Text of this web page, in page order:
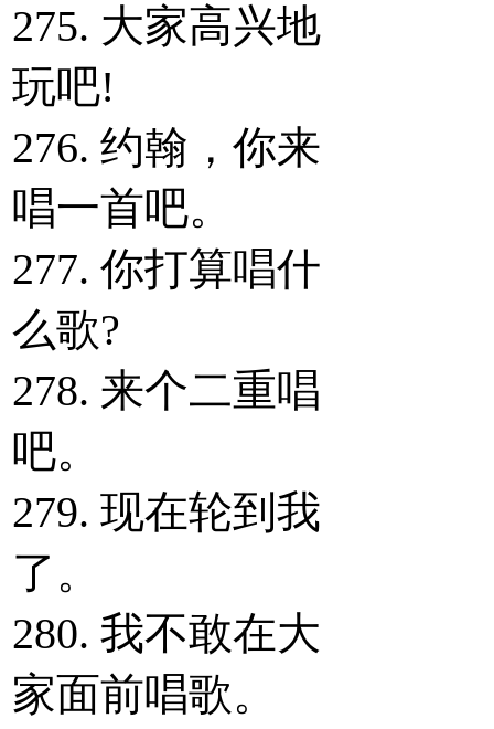
275. 大家高兴地
玩吧!
276. 约翰，你来
唱一首吧。
277. 你打算唱什
么歌?
278. 来个二重唱
吧。
279. 现在轮到我
了。
280. 我不敢在大
家面前唱歌。